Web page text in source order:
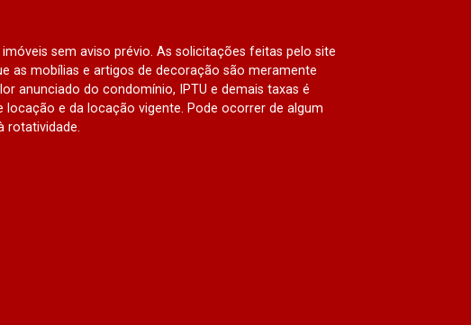
sem aviso prévio. As solicitações feitas pelo site
as mobílias e artigos de decoração são meramente
anunciado do condomínio, IPTU e demais taxas é
e da locação vigente. Pode ocorrer de algum
rotatividade.